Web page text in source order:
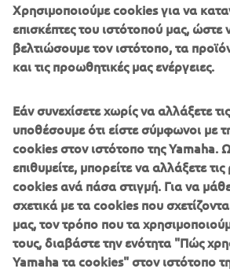
Κινητήρας / Πλαίσιο
Αυτό το μοντέλο διαθέτει το
κ.εκ. με EFi MKII, το οποίο είναι
άφθονης, γραμμικής και πλήρως
εργασίες και έχει όριο φόρτωσης που
2016 WOLVERINE-R
Χρησιμοποιούμε cookies για να
επισκέπτες του ιστότοπού μας,
βελτιώσουμε τον ιστότοπο, τα
και τις προωθητικές μας ενέργειες.
Εάν συνεχίσετε χωρίς να αλλάξετε
υποθέσουμε ότι είστε σύμφωνοι με
cookies στον ιστότοπο της Yamaha.
επιθυμείτε, μπορείτε να αλλάξετε
cookies ανά πάσα στιγμή. Για να
σχετικά με τα cookies που
μας, τον τρόπο που τα
τους, διαβάστε την ενότητα "Πώς
Yamaha τα cookies" στον ιστότοπο